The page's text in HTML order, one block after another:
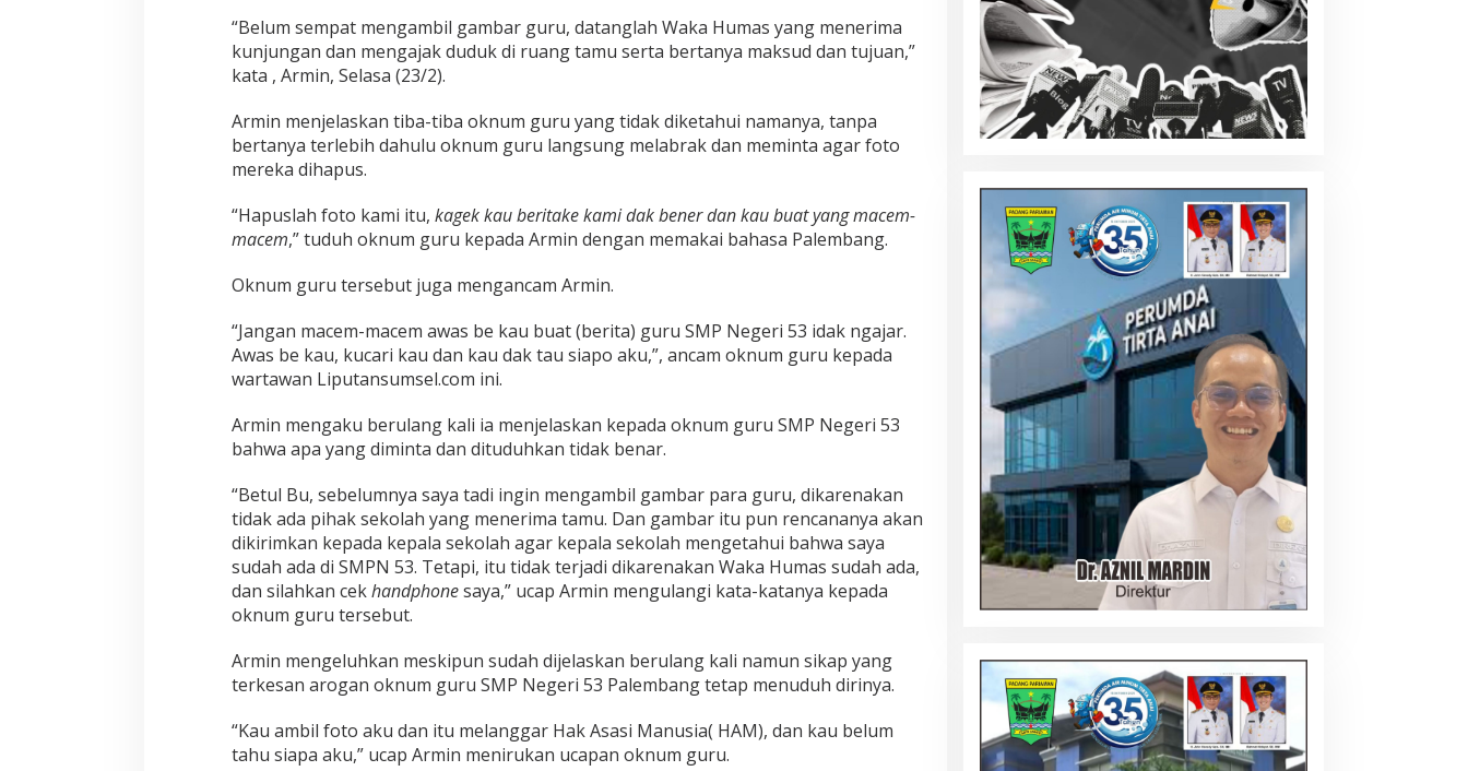
“Belum sempat mengambil gambar guru, datanglah Waka Humas yang menerima
kunjungan dan mengajak duduk di ruang tamu serta bertanya maksud dan tujuan,”
kata , Armin, Selasa (23/2).
Armin menjelaskan tiba-tiba oknum guru yang tidak diketahui namanya, tanpa
bertanya terlebih dahulu oknum guru langsung melabrak dan meminta agar foto
mereka dihapus.
“Hapuslah foto kami itu, kagek kau beritake kami dak bener dan kau buat yang macem-
macem,” tuduh oknum guru kepada Armin dengan memakai bahasa Palembang.
Oknum guru tersebut juga mengancam Armin.
“Jangan macem-macem awas be kau buat (berita) guru SMP Negeri 53 idak ngajar.
Awas be kau, kucari kau dan kau dak tau siapo aku,”, ancam oknum guru kepada
wartawan Liputansumsel.com ini.
Armin mengaku berulang kali ia menjelaskan kepada oknum guru SMP Negeri 53
bahwa apa yang diminta dan dituduhkan tidak benar.
“Betul Bu, sebelumnya saya tadi ingin mengambil gambar para guru, dikarenakan
tidak ada pihak sekolah yang menerima tamu. Dan gambar itu pun rencananya akan
dikirimkan kepada kepala sekolah agar kepala sekolah mengetahui bahwa saya
sudah ada di SMPN 53. Tetapi, itu tidak terjadi dikarenakan Waka Humas sudah ada,
dan silahkan cekhandphonesaya,” ucap Armin mengulangi kata-katanya kepada
oknum guru tersebut.
Armin mengeluhkan meskipun sudah dijelaskan berulang kali namun sikap yang
terkesan arogan oknum guru SMP Negeri 53 Palembang tetap menuduh dirinya.
“Kau ambil foto aku dan itu melanggar Hak Asasi Manusia( HAM), dan kau belum
tahu siapa aku,” ucap Armin menirukan ucapan oknum guru.